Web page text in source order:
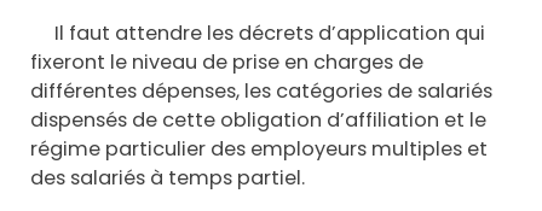
Il faut attendre les décrets d’application qui
fixeront le niveau de prise en charges de
différentes dépenses, les catégories de salariés
dispensés de cette obligation d’affiliation et le
régime particulier des employeurs multiples et
des salariés à temps partiel.